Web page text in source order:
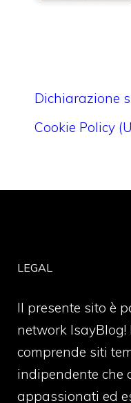
Dichiarazione
Cookie Policy
LEGAL
Il presente sito è
network
comprende siti
indipendente che
appassionati ed